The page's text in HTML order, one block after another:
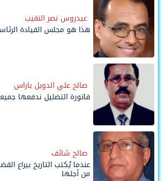
عيدروس نصر النقيب
هذا هو مجلس القيادة
صالح علي الدويل باراس
فاتورة التضليل ندفعها
صالح شائف
عندما يُكتب التاريخ بيراع
من أجلها